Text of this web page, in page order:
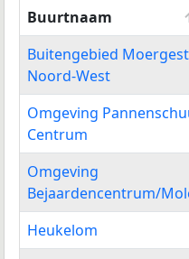
Buurtnaam
Buurtnaam
Buitengebied
Noord-West
Omgeving
Centrum
Omgeving
Bejaardencentrum/
Heukelom